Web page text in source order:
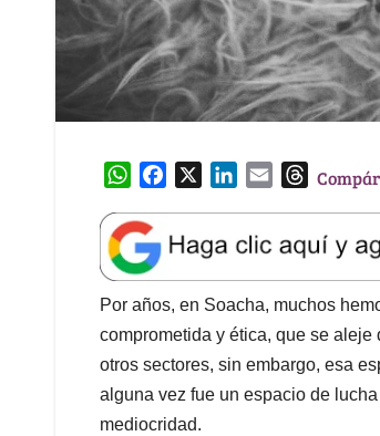
W
a
t
s
A
p
p
e
b
o
o
k
k
e
d
I
n
l
T
e
a
d
s
Por años, en Soacha, muchos
comprometida y ética, que se
otros sectores, sin embargo, esa
alguna vez fue un espacio de
mediocridad.